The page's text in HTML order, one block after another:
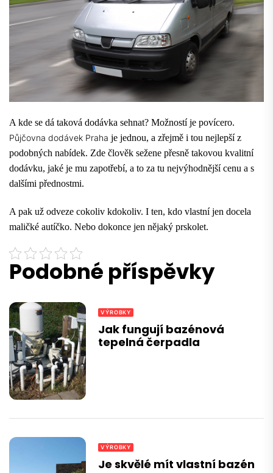
A kde se dá taková dodávka sehnat? Možností je povícero.
Půjčovna dodávek Praha je jednou, a zřejmě i tou nejlepší z
podobných nabídek. Zde člověk sežene přesně takovou kvalitní
dodávku, jaké je mu zapotřebí, a to za tu nejvýhodnější cenu a s
dalšími přednostmi.
A pak už odveze cokoliv kdokoliv. I ten, kdo vlastní jen docela
maličké autíčko. Nebo dokonce jen nějaký prskolet.
Podobné příspěvky
VÝROBKY
Jak fungují bazénová
tepelná čerpadla
VÝROBKY
Je skvělé mít vlastní bazén